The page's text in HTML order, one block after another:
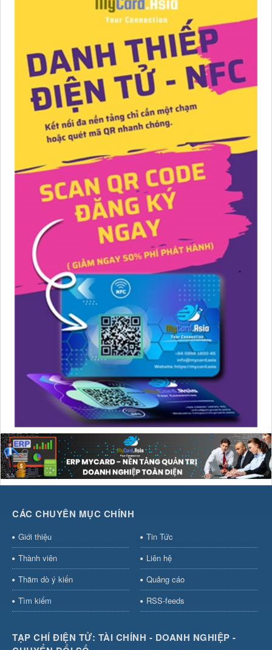
CÁC CHUYÊN MỤC CHÍNH
Giới thiệu
Tin Tức
Thành viên
Liên hệ
Thăm dò ý kiến
Quảng cáo
Tìm kiếm
RSS-feeds
TẠP CHÍ ĐIỆN TỬ: TÀI CHÍNH - DOANH NGHIỆP -